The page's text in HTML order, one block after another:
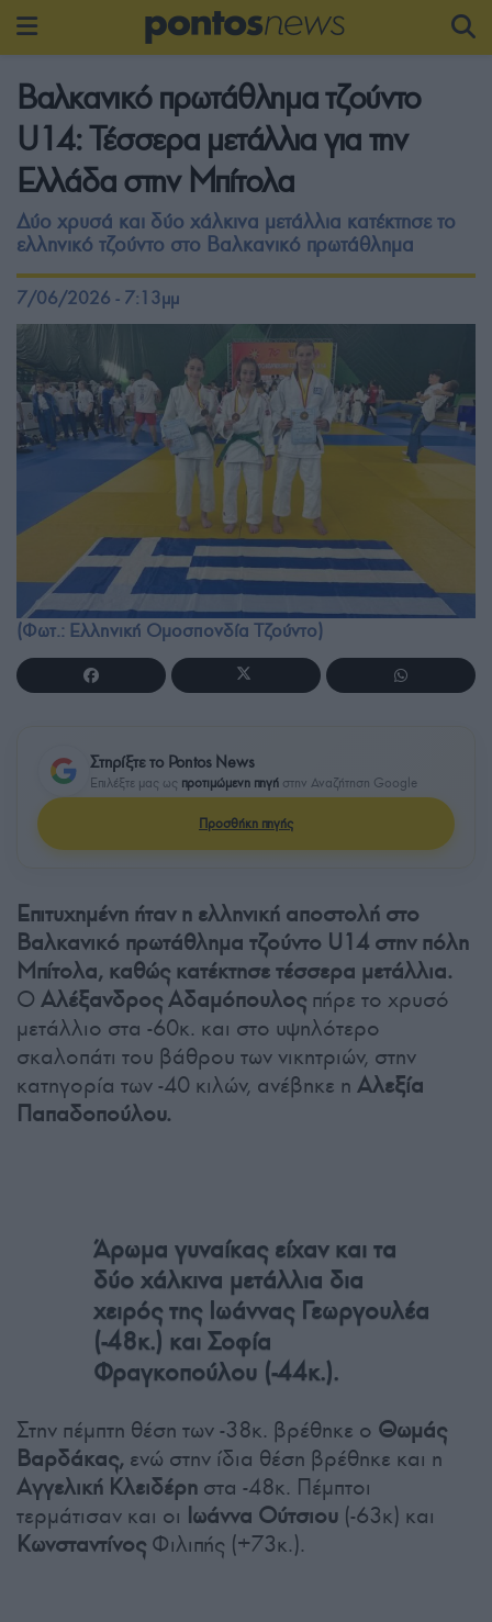
Βαλκανικό πρωτάθλημα τζούντο
U14: Τέσσερα μετάλλια για την
Ελλάδα στην Μπίτολα
Δύο χρυσά και δύο χάλκινα μετάλλια κατέκτησε το
ελληνικό τζούντο στο Βαλκανικό πρωτάθλημα
7/06/2026 - 7:13μμ
(Φωτ.: Ελληνική Ομοσπονδία Τζούντο)
Στηρίξτε το Pontos News
Επιλέξτε μας ως προτιμώμενη πηγή στην Αναζήτηση Google
Προσθήκη πηγής
Επιτυχημένη ήταν η ελληνική αποστολή στο
Βαλκανικό πρωτάθλημα τζούντο U14 στην πόλη
Μπίτολα, καθώς κατέκτησε τέσσερα μετάλλια.
Ο Αλέξανδρος Αδαμόπουλοςπήρε το χρυσό
μετάλλιο στα -60κ. και στο υψηλότερο
σκαλοπάτι του βάθρου των νικητριών, στην
κατηγορία των -40 κιλών, ανέβηκε η Αλεξία
Παπαδοπούλου.
Άρωμα γυναίκας είχαν και τα
δύο χάλκινα μετάλλια δια
χειρός της Ιωάννας Γεωργουλέα
(-48κ.) και Σοφία
Φραγκοπούλου (-44κ.).
Στην πέμπτη θέση των -38κ. βρέθηκε ο Θωμάς
Βαρδάκας, ενώ στην ίδια θέση βρέθηκε και η
Αγγελική Κλειδέρη στα -48κ. Πέμπτοι
τερμάτισαν και οι Ιωάννα Ούτσιου (-63κ) και
ΚωνσταντίνοςΦιλιπής (+73κ.).